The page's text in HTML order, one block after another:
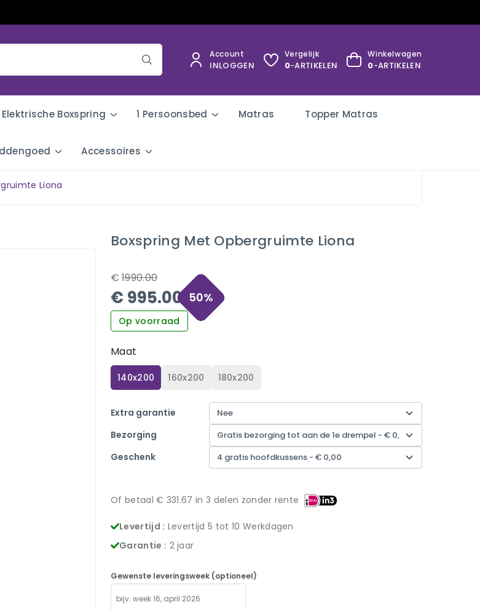
Account
INLOGGEN
Vergelijk
0-ARTIKELEN
Winkelwagen
0-ARTIKELEN
Elektrische Boxspring 1 Persoonsbed Matras Topper Matras
Accessoires
Liona
Boxspring Met Opbergruimte Liona
€ 1990.00
€ 995.00 50%
Op voorraad
Maat
140x200 160x200 180x200
Extra garantie
Bezorging
Geschenk
Of betaal € 331.67 in 3 delen zonder rente
Levertijd : Levertijd 5 tot 10 Werkdagen
Garantie : 2 jaar
Gewenste leveringsweek (optioneel)